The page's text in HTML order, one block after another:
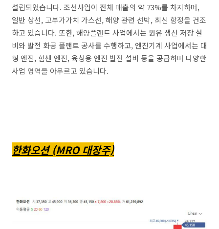
설립되었습니다. 조선사업이 전체 매출의 약 73%를 차지하며,
일반 상선, 고부가가치 가스선, 해양 관련 선박, 최신 함정을 건조
하고 있습니다. 또한, 해양플랜트 사업에서는 원유 생산 저장 설
비와 발전 화공 플랜트 공사를 수행하고, 엔진기계 사업에서는 대
형 엔진, 힘센 엔진, 육상용 엔진 발전 설비 등을 공급하며 다양한
사업 영역을 아우르고 있습니다.
한화오션 (MRO 대장주)